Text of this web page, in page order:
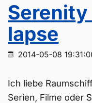
lapse
2014-05-08
Ich liebe
Serien, Filme oder